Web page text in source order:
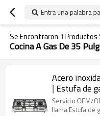
Entra una palabra
Se Encontraron 1 Productos
Cocina A Gas De 35
Acero
| Estufa de
BIG007
Servicio OEM/
llama.Estufa de